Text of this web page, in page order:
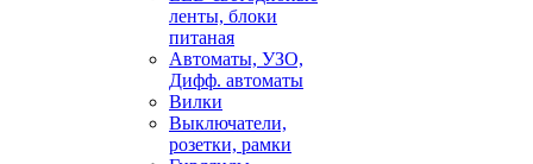
ленты, блоки
питаная
Автоматы, УЗО,
Дифф. автоматы
Вилки
Выключатели,
розетки, рамки